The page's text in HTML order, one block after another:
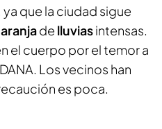
que la ciudad sigue
de lluviasintensas.
el cuerpo por el temor a
Los vecinos han
es poca.